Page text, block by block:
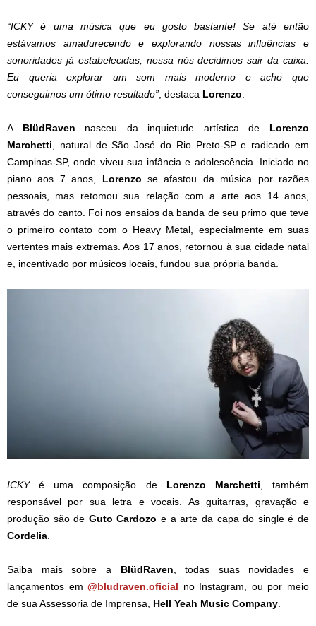
“ICKY é uma música que eu gosto bastante! Se até então
estávamos amadurecendo e explorando nossas influências e
sonoridades já estabelecidas, nessa nós decidimos sair da caixa.
Eu queria explorar um som mais moderno e acho que
conseguimos um ótimo resultado” , destaca Lorenzo
A BlüdRaven nasceu da inquietude artística de Lorenzo
Marchetti , natural de São José do Rio Preto-SP e radicado em
Campinas-SP, onde viveu sua infância e adolescência. Iniciado no
piano aos 7 anos, Lorenzo se afastou da música por razões
pessoais, mas retomou sua relação com a arte aos 14 anos,
através do canto. Foi nos ensaios da banda de seu primo que teve
o primeiro contato com o Heavy Metal, especialmente em suas
vertentes mais extremas. Aos 17 anos, retornou à sua cidade natal
e, incentivado por músicos locais, fundou sua própria banda.
ICKYé uma composição de Lorenzo Marchetti , também
responsável por sua letra e vocais. As guitarras, gravação e
produção são de Guto Cardozo e a arte da capa do single é de
Cordelia
Saiba mais sobre a BlüdRaven , todas suas novidades e
lançamentos em@bludraven.oficial no Instagram, ou por meio
de sua Assessoria de Imprensa, Hell Yeah Music Company